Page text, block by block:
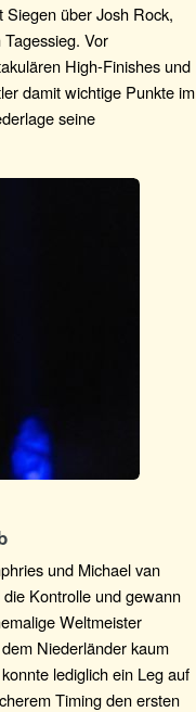
über Josh Rock,
Vor
High-Finishes und
damit wichtige Punkte im
seine
und Michael van
Kontrolle und gewann
Weltmeister
Niederländer kaum
lediglich ein Leg auf
Timing den ersten